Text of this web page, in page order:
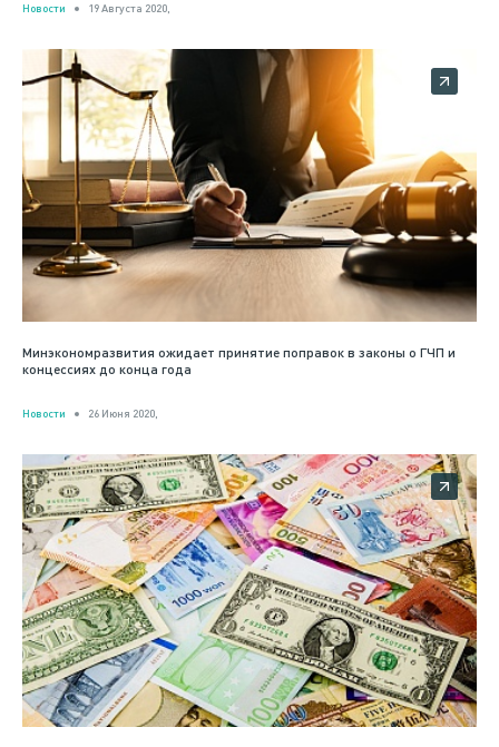
Новости 19 Августа 2020,
Минэкономразвития ожидает принятие поправок в законы о ГЧП и
концессиях до конца года
Новости 26 Июня 2020,